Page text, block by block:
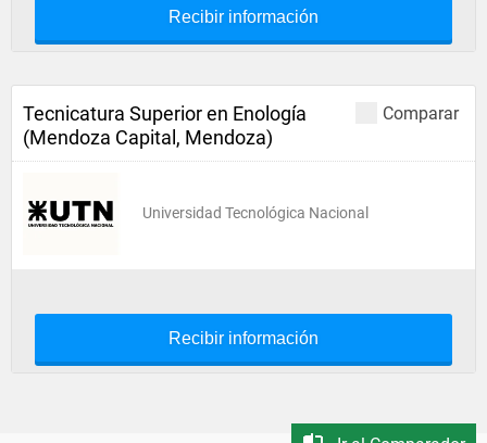
Recibir información
Comparar
Tecnicatura Superior en Enología
(Mendoza Capital, Mendoza)
Universidad Tecnológica Nacional
Recibir información